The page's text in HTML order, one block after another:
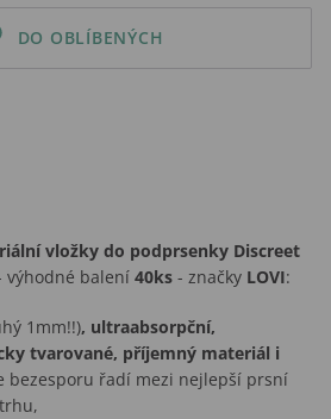
DO OBLÍBENÝCH
vložky do podprsenky Discreet
výhodné balení 40ks - značky LOVI:
1mm!!), ultraabsorpční,
tvarované, příjemný materiál i
bezesporu řadí mezi nejlepší prsní